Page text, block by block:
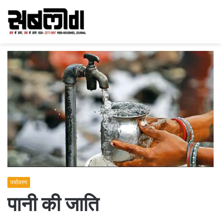
पर्यावरण
पानी की जाति